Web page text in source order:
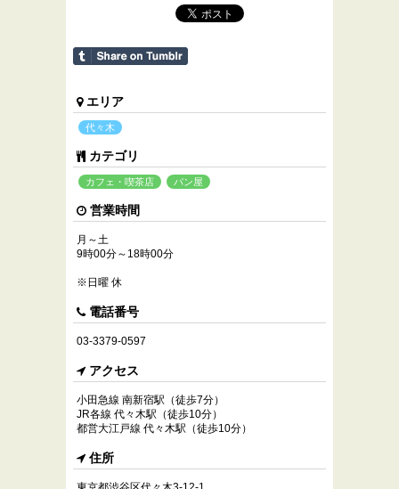
エリア
代々木
カテゴリ
カフェ・喫茶店 パン屋
営業時間
月～土
9時00分～18時00分
※日曜 休
電話番号
03-3379-0597
アクセス
小田急線 南新宿駅（徒歩7分）
JR各線 代々木駅（徒歩10分）
都営大江戸線 代々木駅（徒歩10分）
住所